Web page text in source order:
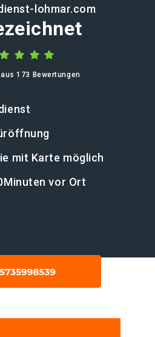
lohmar.com
173 Bewertungen
mit Karte möglich
vor Ort